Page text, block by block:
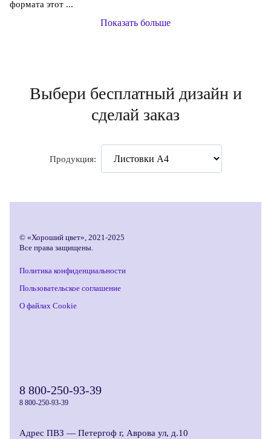
формата этот ...
Показать больше
Выбери бесплатный дизайн и
сделай заказ
Продукция:
© «Хороший цвет», 2021-2025
Все права защищены.
Политика конфиденциальности
Пользовательское соглашение
О файлах Cookie
8 800-250-93-39
8 800-250-93-39
Адрес ПВЗ — Петергоф г, Аврова ул, д.10